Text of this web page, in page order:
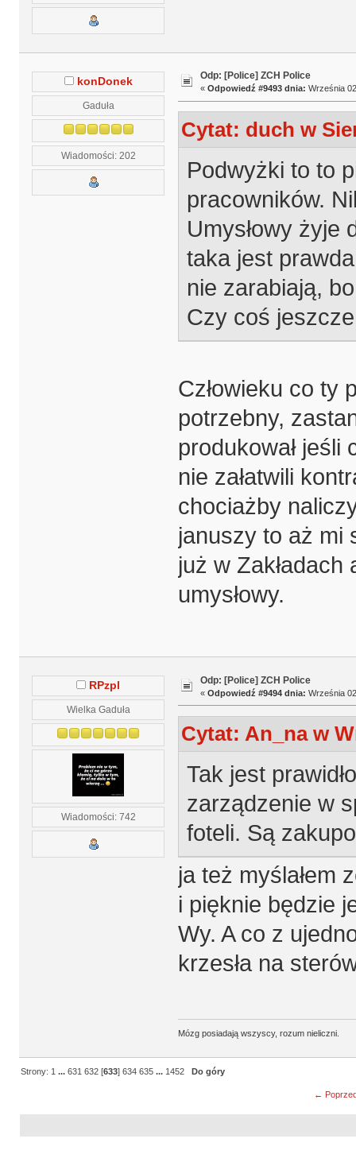
konDonek
Gaduła
Wiadomości: 202
Odp: [Police] ZCH Police
« Odpowiedź #9493 dnia: Września
Cytat: duch w
Podwyżki to to
pracowników.
Umysłowy żyje
taka jest
nie zarabiają,
Czy coś
Człowieku co ty
potrzebny,
produkował jeśli
nie załatwili
chociażby
januszy to aż mi
już w Zakładach
umysłowy.
RPzpl
Wielka Gaduła
Wiadomości: 742
Odp: [Police] ZCH Police
« Odpowiedź #9494 dnia: Września
Cytat: An_na w
Tak jest
zarządzenie w
foteli. Są
ja też myślałem
i pięknie będzie
Wy. A co z
krzesła na
Mózg posiadają wszyscy, rozum nieliczni.
Strony: 1 ...631 632 [633]634 635 ... 1452 Do góry
←